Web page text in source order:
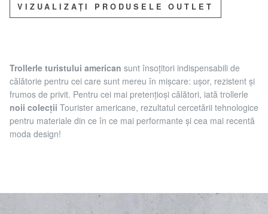
VIZUALIZAȚI PRODUSELE OUTLET
Trollerle turistului american sunt însoțitori indispensabili de
călătorie pentru cei care sunt mereu în mișcare: ușor, rezistent și
frumos de privit. Pentru cei mai pretențioși călători, iată trollerle
noii colecții Tourister americane, rezultatul cercetării tehnologice
pentru materiale din ce în ce mai performante și cea mai recentă
moda design!